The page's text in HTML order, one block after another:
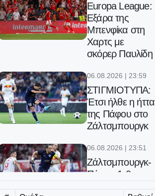
Europa League:
Εξάρα της
Μπενφίκα στη
Χαρτς με
σκόρερ Παυλίδη
06.08.2026 | 23:59
ΣΤΙΓΜΙΟΤΥΠΑ:
Έτσι ήλθε η ήττα
της Πάφου στο
Ζάλτσμπουργκ
06.08.2026 | 23:51
Ζάλτσμπουργκ-
Πάφος 1-0: